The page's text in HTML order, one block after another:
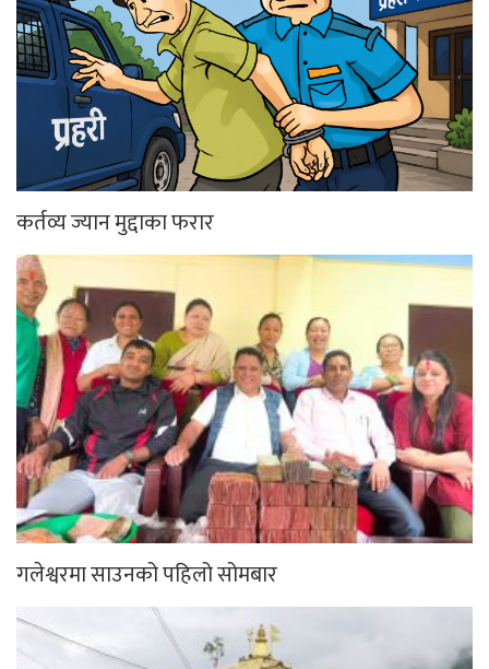
कर्तव्य ज्यान मुद्दाका फरार
गलेश्वरमा साउनको पहिलो सोमबार